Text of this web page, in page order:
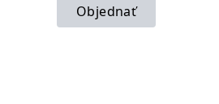
Objednať